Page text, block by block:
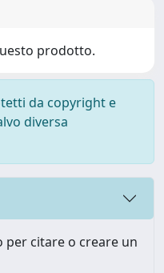
prodotto.
da copyright e
diversa
citare o creare un